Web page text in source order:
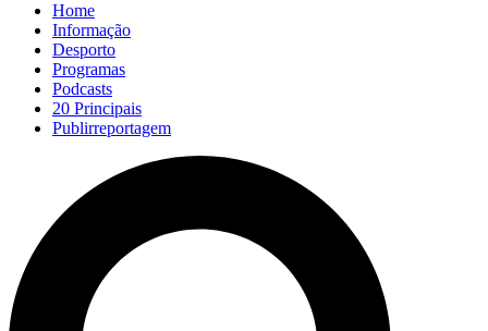
Home
Informação
Desporto
Programas
Podcasts
20 Principais
Publirreportagem